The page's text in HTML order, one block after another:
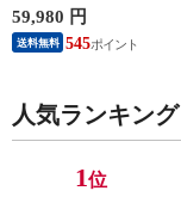
体 BEE-S-KB6CA
59,980 円
送料無料 545
人気ランキング
1位